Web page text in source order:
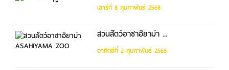
เสาร์ที่ 8 กุมภาพันธ์ 2568
สวนสัตว์อาซาฮิยาม่า ...
อาทิตย์ที่ 2 กุมภาพันธ์ 2568